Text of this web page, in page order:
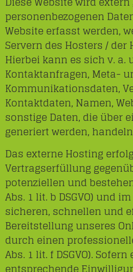
personenbezogenen
Website erfasst werden,
Servern des Hosters / der
Hierbei kann es sich v. a.
Kontaktanfragen, Meta-
Kommunikationsdaten,
Kontaktdaten, Namen,
sonstige Daten, die über
generiert werden,
Das externe Hosting
Vertragserfüllung
potenziellen und
Abs. 1 lit. b DSGVO) und
sicheren, schnellen und
Bereitstellung unseres
durch einen
Abs. 1 lit. f DSGVO). Sofern